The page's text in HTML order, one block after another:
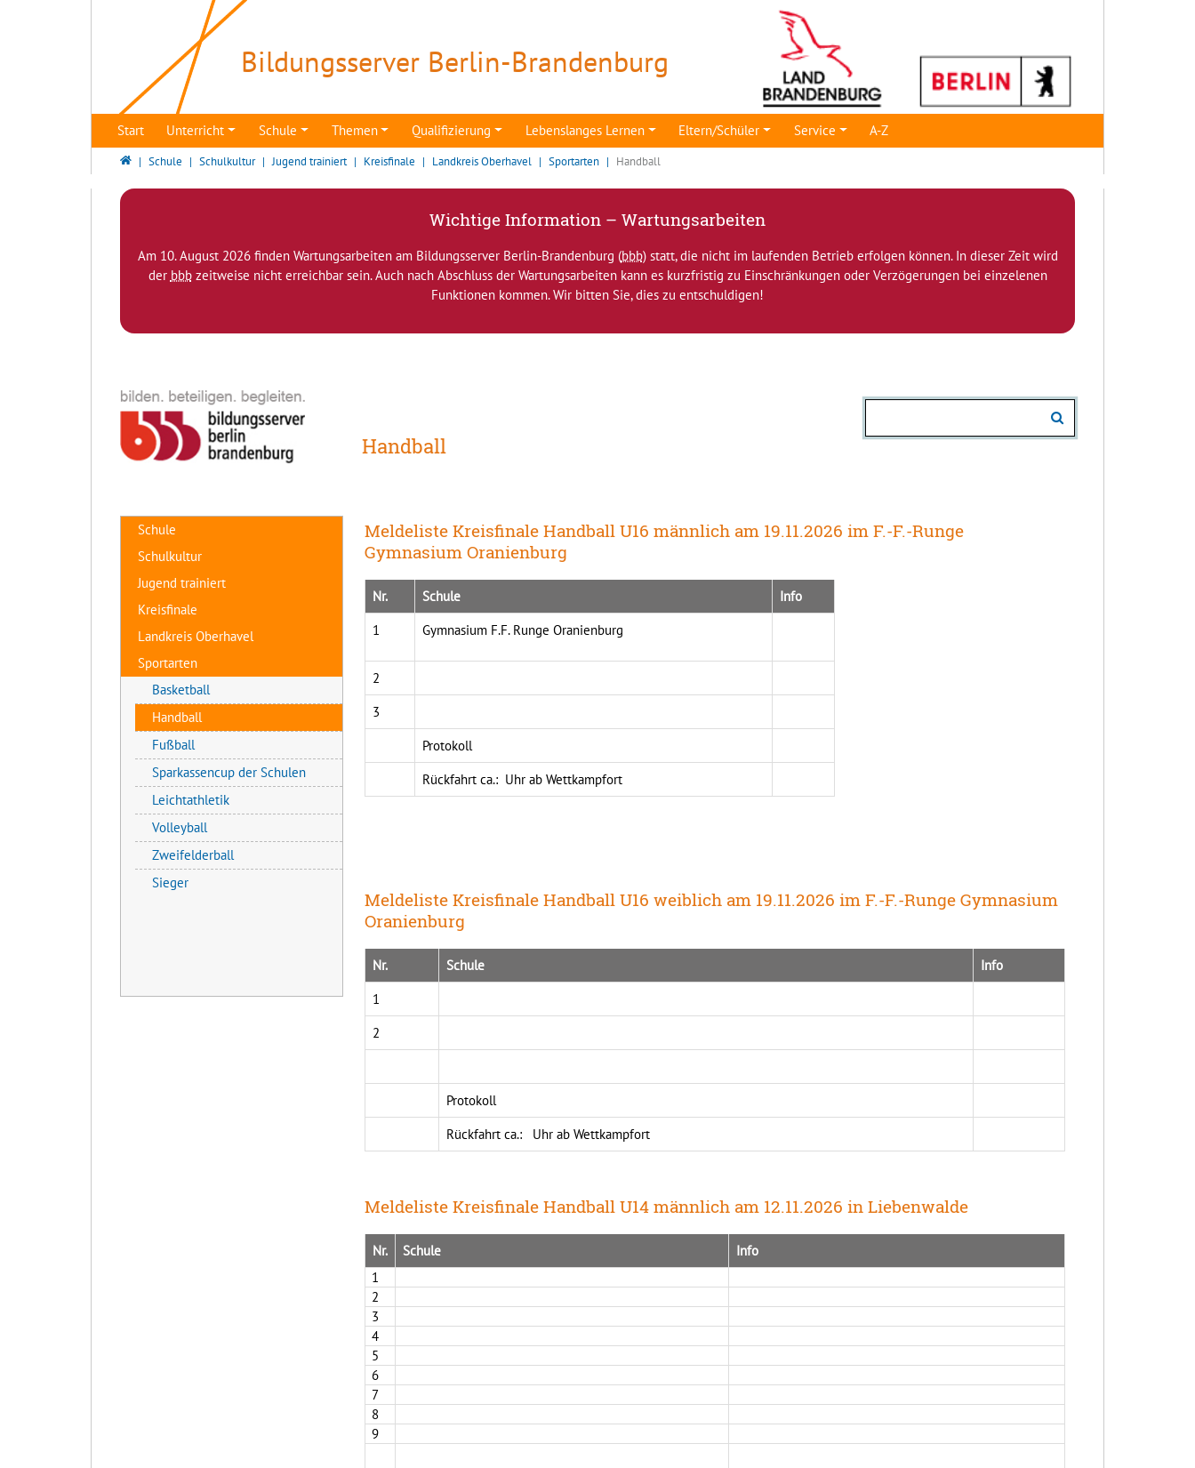
Bildungsserver Berlin-Brandenburg
Start Unterricht Schule Themen Qualifizierung Lebenslanges Lernen Eltern/Schüler Service A-Z
Bildungsserver Berlin - Brandenburg
Schule Schulkultur Jugend trainiert Kreisfinale Landkreis Oberhavel Sportarten Handball
Wichtige Information – Wartungsarbeiten
Am 10. August 2026 finden Wartungsarbeiten am Bildungsserver Berlin-Brandenburg (bbb) statt, die nicht im laufenden Betrieb erfolgen können. In dieser Zeit wird
der bbbzeitweise nicht erreichbar sein. Auch nach Abschluss der Wartungsarbeiten kann es kurzfristig zu Einschränkungen oder Verzögerungen bei einzelenen
Funktionen kommen. Wir bitten Sie, dies zu entschuldigen!
Handball
Meldeliste Kreisfinale Handball U16 männlich am 19.11.2026 im F.-F.-Runge
Gymnasium Oranienburg
Nr. Schule
Info
1
Gymnasium F.F. Runge Oranienburg
2
3
Protokoll
Rückfahrt ca.: Uhr ab Wettkampfort
Meldeliste Kreisfinale Handball U16 weiblich am 19.11.2026 im F.-F.-Runge Gymnasium
Oranienburg
Nr. Schule
Info
1
2
Protokoll
Rückfahrt ca.: Uhr ab Wettkampfort
Meldeliste Kreisfinale Handball U14 männlich am 12.11.2026 in Liebenwalde
Nr. Schule
Info
1
2
3
4
5
6
7
8
9
Schule
Schulkultur
Jugend trainiert
Kreisfinale
Landkreis Oberhavel
Sportarten
Basketball
Handball
Fußball
Sparkassencup der Schulen
Leichtathletik
Volleyball
Zweifelderball
Sieger